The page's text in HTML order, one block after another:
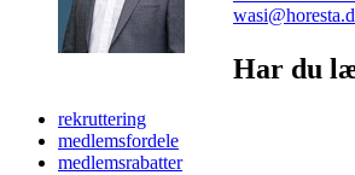
Har du
rekruttering
medlemsfordele
medlemsrabatter